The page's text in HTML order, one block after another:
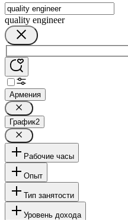
quality engineer
Армения
График2
Рабочие часы
Опыт
Тип занятости
Уровень дохода